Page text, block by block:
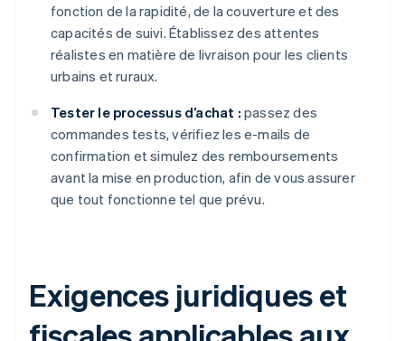
fonction de la rapidité, de la couverture et des
capacités de suivi. Établissez des attentes
réalistes en matière de livraison pour les clients
urbains et ruraux.
Tester le processus d’achat : passez des
commandes tests, vérifiez les e-mails de
confirmation et simulez des remboursements
avant la mise en production, afin de vous assurer
que tout fonctionne tel que prévu.
Exigences juridiques et